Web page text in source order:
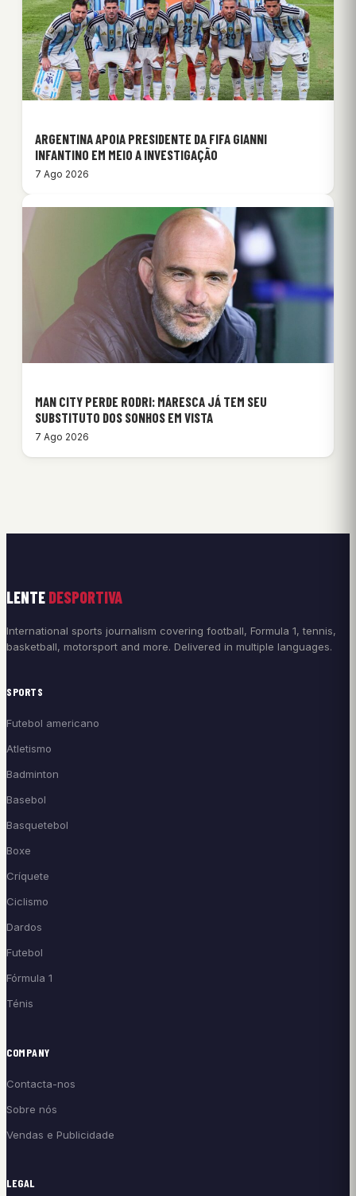
ARGENTINA APOIA PRESIDENTE DA FIFA GIANNI
INFANTINO EM MEIO A INVESTIGAÇÃO
7 Ago 2026
MAN CITY PERDE RODRI: MARESCA JÁ TEM SEU
SUBSTITUTO DOS SONHOS EM VISTA
7 Ago 2026
LENTE DESPORTIVA
International sports journalism covering football, Formula 1, tennis,
basketball, motorsport and more. Delivered in multiple languages.
SPORTS
Futebol americano
Atletismo
Badminton
Basebol
Basquetebol
Boxe
Críquete
Ciclismo
Dardos
Futebol
Fórmula 1
Ténis
COMPANY
Contacta-nos
Sobre nós
Vendas e Publicidade
LEGAL